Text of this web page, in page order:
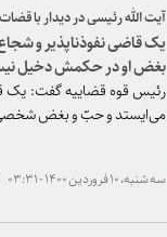
آیت الله رئیسی در دیدار با
یک قاضی نفوذناپذیر و
بغض او در حکمش دخیل
رئیس قوه قضاییه گفت: یک
می‌ایستد و حبّ و بغض
سه شنبه، ۱۰ فروردین ۱۴۰۰ - ۰۳:۳۱